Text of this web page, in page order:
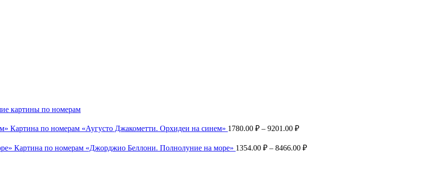
картины по номерам
Картина по номерам «Аугусто Джакометти. Орхидеи на синем» 1780.00 ₽ – 9201.00 ₽Диапазон
1780.00 ₽
Картина по номерам «Джорджио Беллони. Полнолуние на море» 1354.00 ₽ – 8466.00 ₽Диапазон